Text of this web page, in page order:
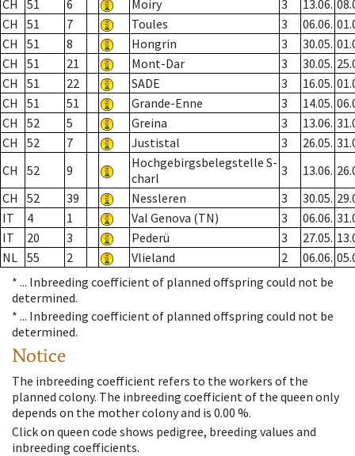
CH 51 6 Moiry 3 13.06.
CH
51 7 Toules 3 06.06.
CH
51 8 Hongrin 3 30.05.
CH
51 21 Mont-Dar 3 30.05.
CH
51 22 SADE 3 16.05.
CH
51 51 Grande-Enne 3 14.05.
CH
52 5 Greina 3 13.06.
CH
52 7 Justistal 3 26.05.
CH
52 9
Hochgebirgsbelegstelle S-
charl
3 13.06.
CH
52 39 Nessleren 3 30.05.
IT
4 1 Val Genova (TN) 3 06.06.
IT
20 3 Pederü 3 27.05.
NL 55 2 Vlieland 2 06.06.
* ... Inbreeding coefficient of planned offspring could not be
determined.
* ... Inbreeding coefficient of planned offspring could not be
determined.
Notice
The inbreeding coefficient refers to the workers of the
planned colony. The inbreeding coefficient of the queen only
depends on the mother colony and is 0.00 %.
Click on queen code shows pedigree, breeding values and
inbreeding coefficients.